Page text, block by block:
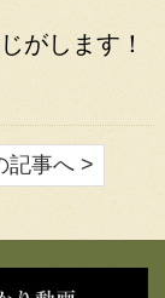
がします！
記事へ >